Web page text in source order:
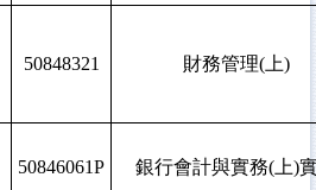
50848321 財務管理(上)
50846061P 銀行會計與實務(上)